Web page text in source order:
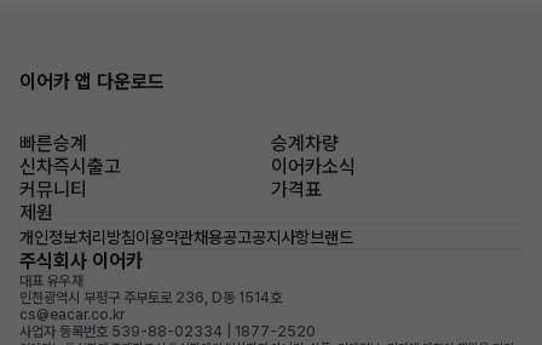
이어카 앱 다운로드
빠른승계
승계차량
신차즉시출고
이어카소식
커뮤니티
가격표
제원
개인정보처리방침이용약관채용공고공지사항브랜드
주식회사 이어카
대표 유우재
인천광역시 부평구 주부토로 236, D동 1514호
cs@eacar.co.kr
사업자 등록번호 539-88-02334 | 1877-2520